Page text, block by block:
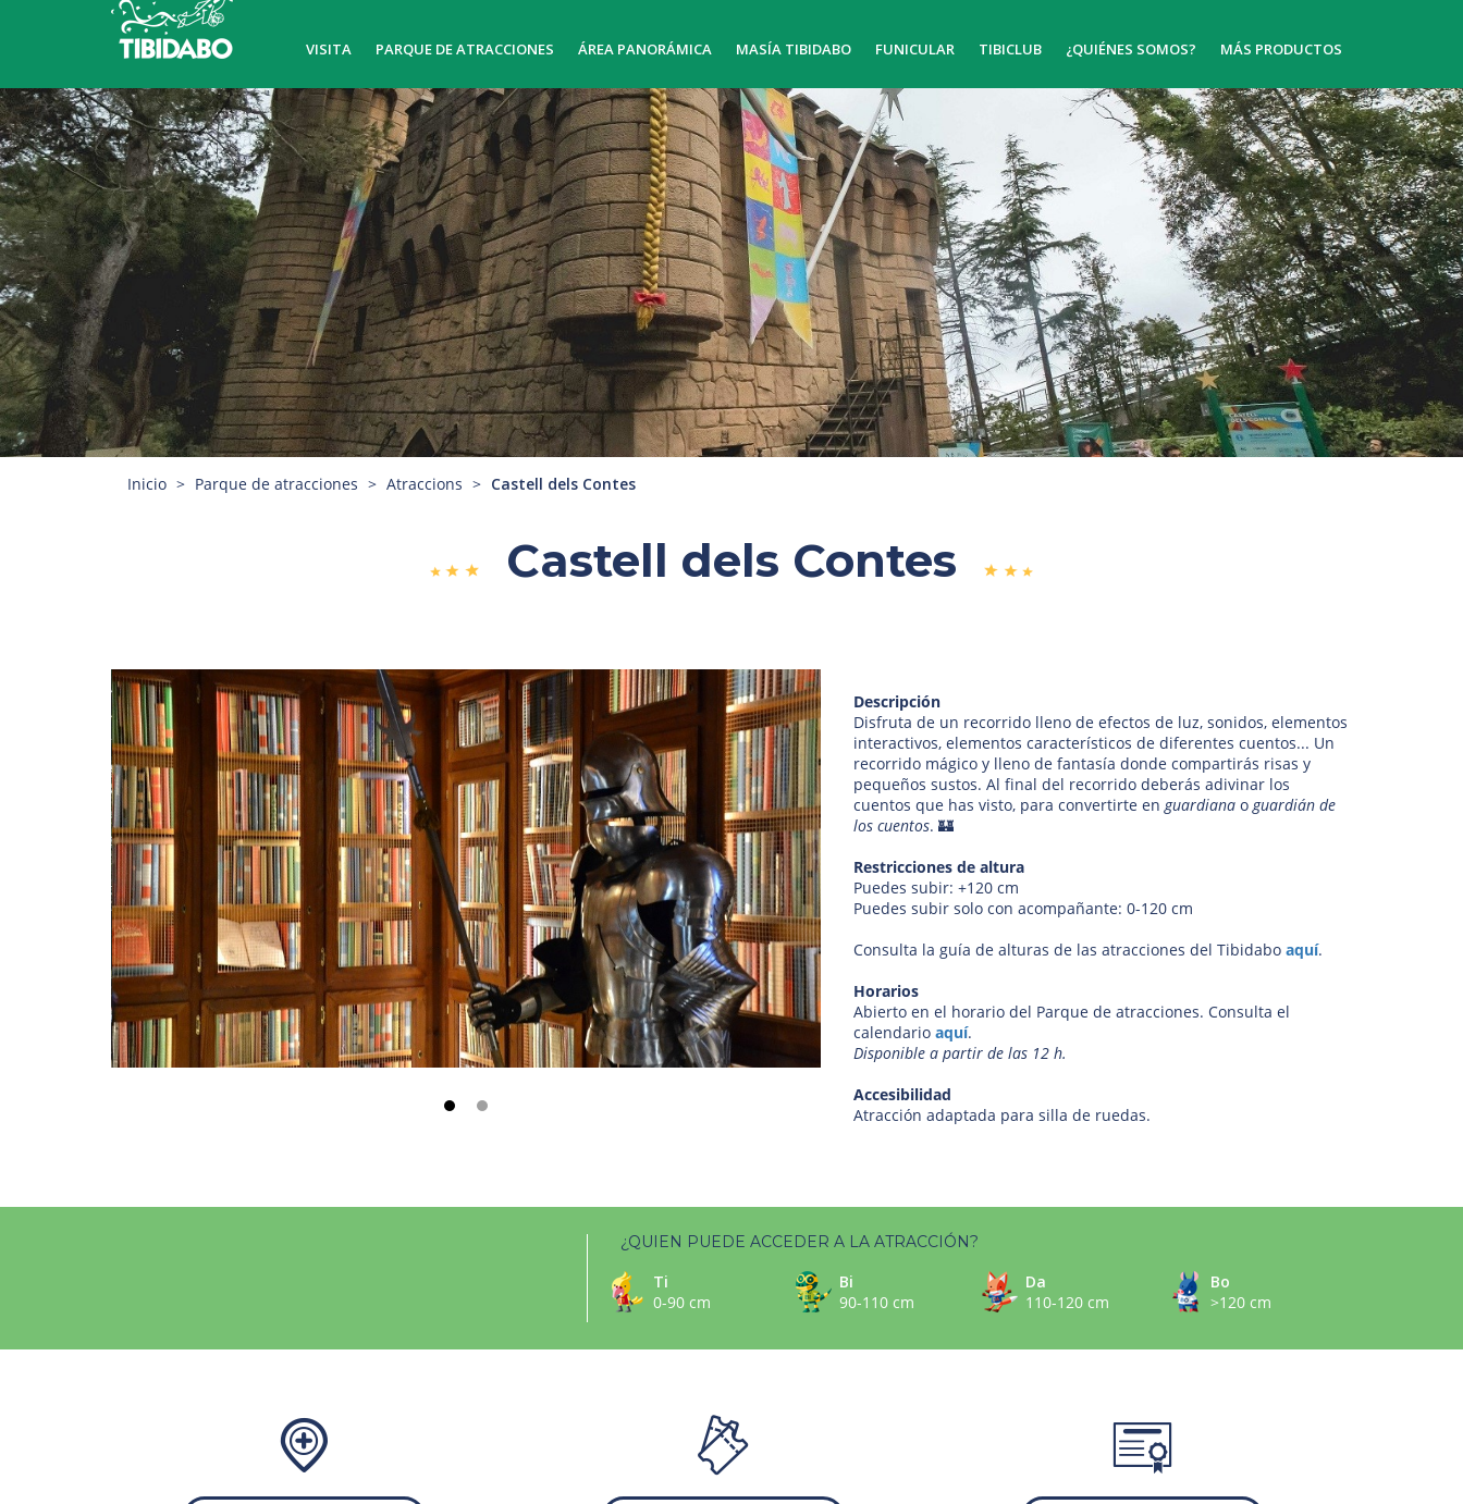
VISITA PARQUE DE ATRACCIONES ÁREA PANORÁMICA MASÍA TIBIDABO FUNICULAR TIBICLUB ¿QUIÉNES SOMOS? MÁS PRODUCTOS
Inicio Parque de atracciones Atraccions Castell dels Contes
Castell dels Contes
Descripción
Disfruta de un recorrido lleno de efectos de luz, sonidos, elementos
interactivos, elementos característicos de diferentes cuentos... Un
recorrido mágico y lleno de fantasía donde compartirás risas y
pequeños sustos. Al final del recorrido deberás adivinar los
cuentos que has visto, para convertirte enguardiana oguardián de
los cuentos. 🏰
Restricciones de altura
Puedes subir: +120 cm
Puedes subir solo con acompañante: 0-120 cm
Consulta la guía de alturas de las atracciones del Tibidaboaquí.
Horarios
Abierto en el horario del Parque de atracciones. Consulta el
calendarioaquí.
Disponible a partir de las 12 h.
Accesibilidad
Atracción adaptada para silla de ruedas.
¿QUIEN PUEDE ACCEDER A LA ATRACCIÓN?
Ti
0-90 cm
Bi
90-110 cm
Da
110-120 cm
Bo
>120 cm